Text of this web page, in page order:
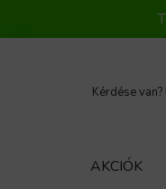
Kérdése
AKCIÓK